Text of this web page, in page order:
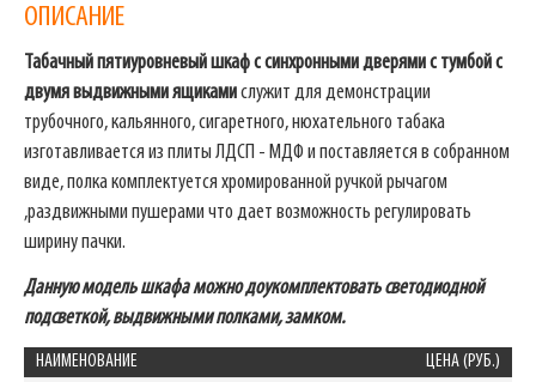
ОПИСАНИЕ
Табачный пятиуровневый шкаф с синхронными дверями с тумбой с
двумя выдвижными ящикамислужит для демонстрации
трубочного, кальянного, сигаретного, нюхательного табака
изготавливается из плиты ЛДСП - МДФ и поставляется в собранном
виде, полка комплектуется хромированной ручкой рычагом
,раздвижными пушерами что дает возможность регулировать
ширину пачки.
Данную модель шкафа можно доукомплектовать светодиодной
подсветкой, выдвижными полками, замком.
НАИМЕНОВАНИЕ
ЦЕНА (РУБ.)